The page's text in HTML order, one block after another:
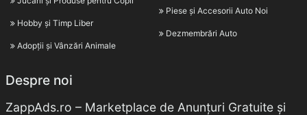
Hobby și Timp Liber
Adopții și Vânzări Animale
Piese și Accesorii Auto Noi
Dezmembrări Auto
Despre noi
ZappAds.ro – Marketplace de Anunțuri Gratuite și